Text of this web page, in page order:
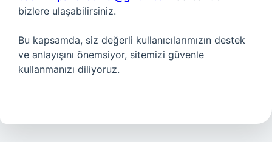
bizlere ulaşabilirsiniz.
Bu kapsamda, siz değerli kullanıcılarımızın destek
ve anlayışını önemsiyor, sitemizi güvenle
kullanmanızı diliyoruz.